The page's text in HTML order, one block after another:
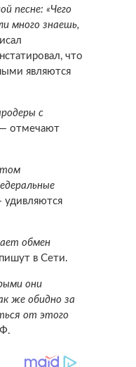
песне: «Чего
много знаешь,
что
являются
с
отмечают
удивляются
обмен
в Сети.
они
же обидно за
от этого